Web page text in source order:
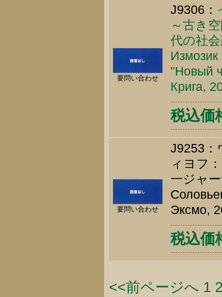
要問い合わせ
J9306：
～古き
代の社
"Новый
Крига,
税込価
要問い合わせ
J9253：
ィヨフ
一ジャ
Эксмо,
税込価
<<前ページへ 1